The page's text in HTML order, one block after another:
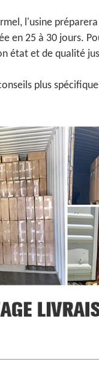
l'usine
en 25 à 30 jours.
état et de qualité
plus